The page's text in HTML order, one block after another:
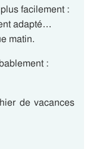
facilement :
adapté…
matin.
:
de vacances